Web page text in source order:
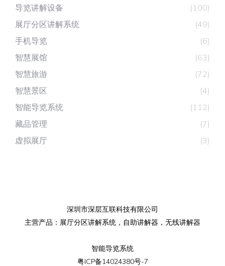
导览讲解设备
(100)
展厅分区讲解系统
(49)
手机导览
(6)
智慧展馆
(63)
智慧旅游
(72)
智慧景区
(4)
智能导览系统
(112)
藏品管理
(7)
虚拟展厅
(3)
深圳市深层互联科技有限公司
主营产品： 展厅分区讲解系统 ， 自助讲解器 ， 无线讲解器
智能导览系统
粤ICP备14024380号-7